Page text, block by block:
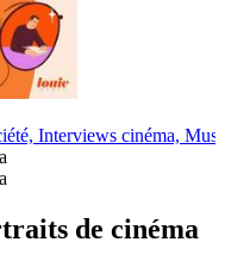
Interviews cinéma,
de cinéma